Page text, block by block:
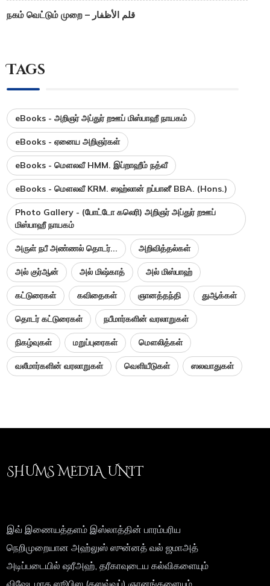
நகம் வெட்டும் முறை – قلم الأظفار
Tags
eBooks - அறிஞர் அப்துர் றஊப் மிஸ்பாஹீ நாயகம்
eBooks - ஏனைய அறிஞர்கள்
eBooks - மௌலவீ HMM. இப்றாஹீம் நத்வீ
eBooks - மௌலவீ KRM. ஸஹ்லான் றப்பானீ BBA. (Hons.)
Photo Gallery - (போட்டோ கலெரி) அறிஞர் அப்துர் றஊப்
மிஸ்பாஹீ நாயகம்
அருள் நபீ அண்ணல் தொடர்... அறிவித்தல்கள்
அல் குர்ஆன் அல் மிஷ்காத் அல் மிஸ்பாஹ்
கட்டுரைகள் கவிதைகள் ஞானத்தந்தி துஆக்கள்
தொடர் கட்டுரைகள் நபீமார்களின் வரலாறுகள்
நிகழ்வுகள் மறுப்புரைகள் மௌலித்கள்
வலீமார்களின் வரலாறுகள் வெளியீடுகள் ஸலவாதுகள்
SHUMS MEDIA UNIT
இவ் இணையத்தளம் இஸ்லாத்தின் பாரம்பரிய
நெறிமுறையான அஹ்லுஸ் ஸுன்னத் வல் ஜமாஅத்
அடிப்படையில் ஷரீஅஹ், தரீகாவுடைய கல்விகளையும்
விஷேடமாக ஸூபிஸ (தஸவ்வுப்) ஞானங்களையும்